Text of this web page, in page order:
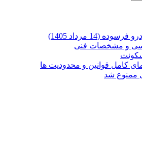
مرداد 1405)
کامل قوانین و محدودیت ها
ممنوع شد